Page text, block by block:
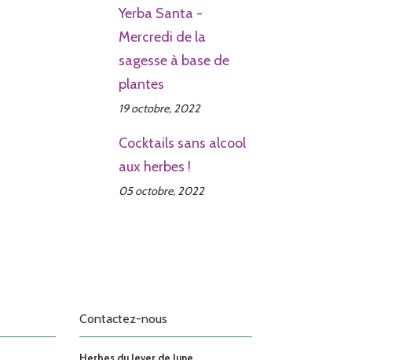
Yerba Santa -
Mercredi de la
sagesse à base de
plantes
19 octobre, 2022
Cocktails sans alcool
aux herbes !
05 octobre, 2022
Contactez-nous
Herbes du lever de lune